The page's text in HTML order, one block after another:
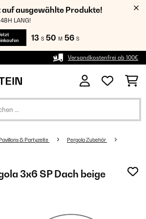
auf ausgewählte Produkte!
LANG!
13 S 50 M 56 S
Versandkostenfrei ab 100€
& Partyzelte Pergola Zubehör
3x6 SP Dach beige